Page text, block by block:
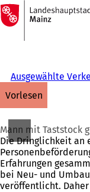
Inhalt anspringen
Zur
Startseite
Ausgewählte
vorlesen
Mann mit Taststock
Die Dringlichkeit an
Erfahrungen
bei Neu- und
veröffentlicht.